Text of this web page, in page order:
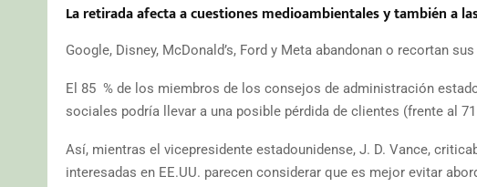
La retirada afecta a cuestiones medioambientales y también a
Google, Disney, McDonald’s, Ford y Meta abandonan o recortan
El 85 % de los miembros de los consejos de administración
sociales podría llevar a una posible pérdida de clientes (frente al 71
Así, mientras el vicepresidente estadounidense, J. D. Vance,
interesadas en EE.UU. parecen considerar que es mejor evitar